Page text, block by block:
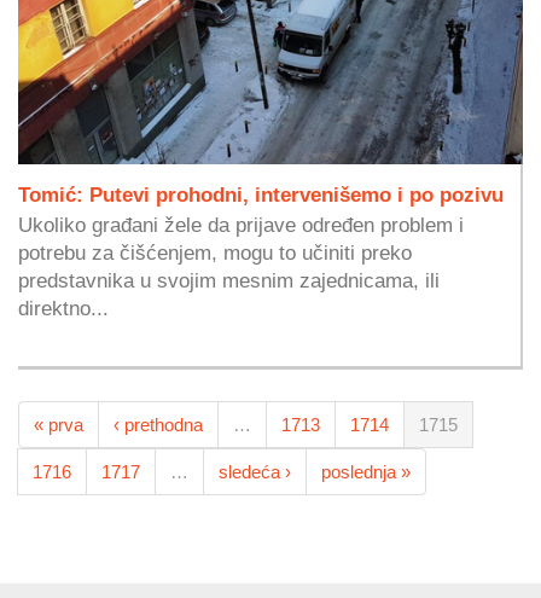
Tomić: Putevi prohodni, intervenišemo i po pozivu
Ukoliko građani žele da prijave određen problem i
potrebu za čišćenjem, mogu to učiniti preko
predstavnika u svojim mesnim zajednicama, ili
direktno...
« prva ‹ prethodna … 1713 1714 1715
1716 1717 … sledeća › poslednja »